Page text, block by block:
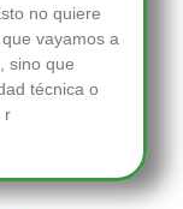
no quiere
vayamos a
sino que
técnica o
r